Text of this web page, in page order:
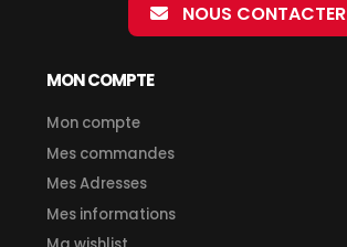
NOUS CONTACTER
MON COMPTE
Mon compte
Mes commandes
Mes Adresses
Mes informations